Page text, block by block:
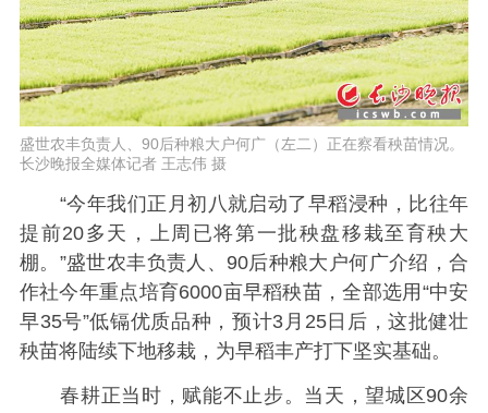
盛世农丰负责人、90后种粮大户何广（左二）正在察看秧苗情况。
长沙晚报全媒体记者 王志伟 摄
“今年我们正月初八就启动了早稻浸种，比往年
提前20多天，上周已将第一批秧盘移栽至育秧大
棚。”盛世农丰负责人、90后种粮大户何广介绍，合
作社今年重点培育6000亩早稻秧苗，全部选用“中安
早35号”低镉优质品种，预计3月25日后，这批健壮
秧苗将陆续下地移栽，为早稻丰产打下坚实基础。
春耕正当时，赋能不止步。当天，望城区90余